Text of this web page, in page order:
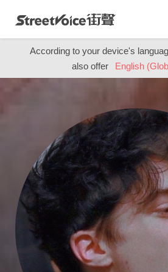
According to your device's
also offer
English